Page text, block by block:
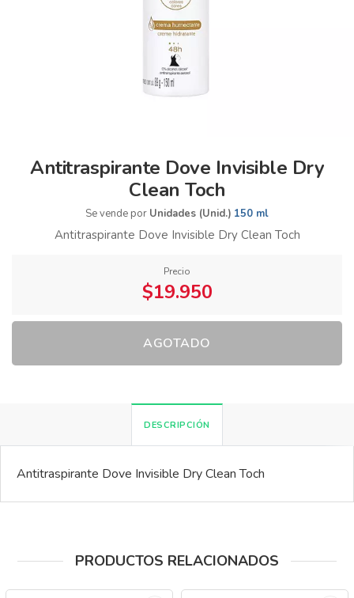
Antitraspirante Dove Invisible Dry
Clean Toch
Se vende por Unidades (Unid.) 150 ml
Antitraspirante Dove Invisible Dry Clean Toch
Precio
$19.950
AGOTADO
DESCRIPCIÓN
Antitraspirante Dove Invisible Dry Clean Toch
PRODUCTOS RELACIONADOS